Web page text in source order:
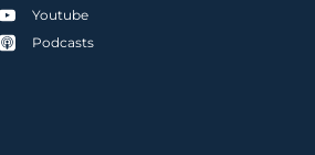
Youtube
Podcasts